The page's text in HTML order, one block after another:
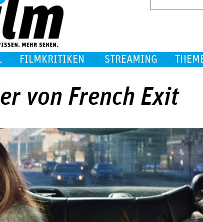
FILMKRITIKEN STREAMING
von French Exit